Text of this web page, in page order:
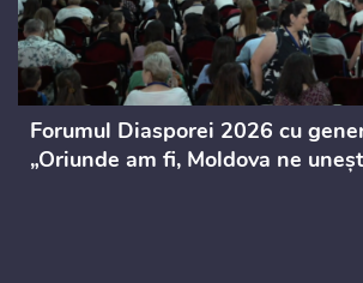
Forumul Diasporei 2026 cu
„Oriunde am fi, Moldova ne